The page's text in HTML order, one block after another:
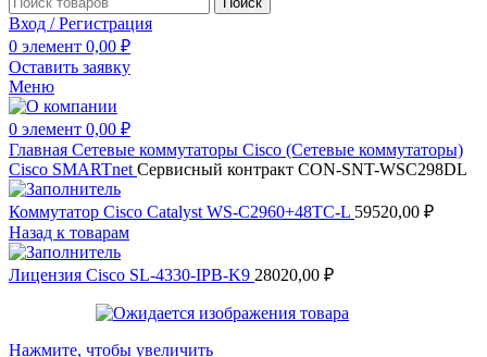
Вход / Регистрация
0 элемент 0,00 ₽
Оставить заявку
Меню
0 элемент 0,00 ₽
Главная Сетевые коммутаторы Cisco (Сетевые коммутаторы)
Cisco SMARTnet Сервисный контракт CON-SNT-WSC298DL
Коммутатор Cisco Catalyst WS-C2960+48TC-L 59520,00 ₽
Назад к товарам
Лицензия Cisco SL-4330-IPB-K9 28020,00 ₽
Нажмите, чтобы увеличить